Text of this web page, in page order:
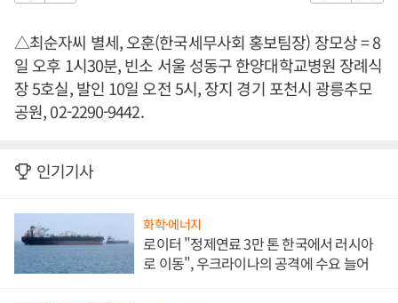
△최순자씨 별세, 오훈(한국세무사회 홍보팀장) 장모상 = 8
일 오후 1시30분, 빈소 서울 성동구 한양대학교병원 장례식
장 5호실, 발인 10일 오전 5시, 장지 경기 포천시 광릉추모
공원, 02-2290-9442.
인기기사
화학·에너지
로이터 "정제연료 3만 톤 한국에서 러시아
로 이동", 우크라이나의 공격에 수요 늘어